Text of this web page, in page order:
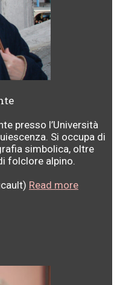
presso l’Università
Si occupa di
simbolica, oltre
folclore alpino.
Read more